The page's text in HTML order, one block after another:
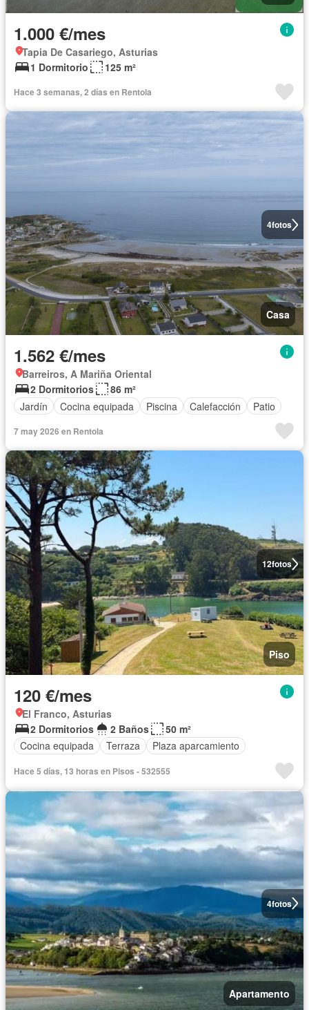
1.000 €/mes
Tapia De Casariego, Asturias
1 Dormitorio
125 m²
Hace 3 semanas, 2 días en Rentola
4fotos
Casa
1.562 €/mes
Barreiros, A Mariña Oriental
2 Dormitorios
86 m²
Jardín
Cocina equipada Piscina Calefacción Patio
7 may 2026 en Rentola
12fotos
Piso
120 €/mes
El Franco, Asturias
2 Dormitorios
2 Baños
50 m²
Cocina equipada
Terraza Plaza aparcamiento
Hace 5 días, 13 horas en Pisos - 532555
4fotos
Apartamento